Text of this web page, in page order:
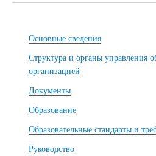
Основные сведения
Структура и органы управления
организацией
Документы
Образование
Образовательные стандарты и
Руководство